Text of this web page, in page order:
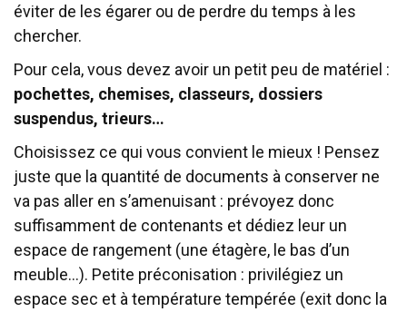
éviter de les égarer ou de perdre du temps à les
chercher.
Pour cela, vous devez avoir un petit peu de matériel :
pochettes, chemises, classeurs, dossiers
suspendus, trieurs…
Choisissez ce qui vous convient le mieux ! Pensez
juste que la quantité de documents à conserver ne
va pas aller en s’amenuisant : prévoyez donc
suffisamment de contenants et dédiez leur un
espace de rangement (une étagère, le bas d’un
meuble…). Petite préconisation : privilégiez un
espace sec et à température tempérée (exit donc la